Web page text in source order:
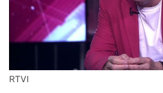
RTVI